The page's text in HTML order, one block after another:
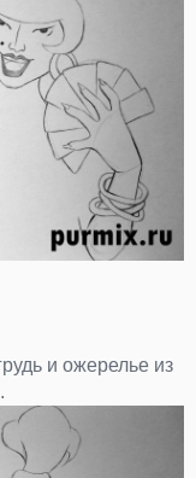
и ожерелье из